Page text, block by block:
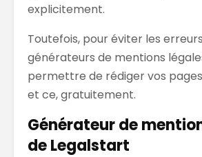
explicitement.
Toutefois, pour éviter les
générateurs de mentions
permettre de rédiger vos
et ce, gratuitement.
Générateur de
de Legalstart